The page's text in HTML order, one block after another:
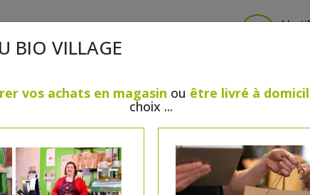
BOULANGERIE / PÂTISSERIE SANS GLUTEN, SANS
BEAUTÉ HUILES ESSENTIELLES MAISON
BIO VILLAGE
vos achats en magasin ou être livré à
choix ...